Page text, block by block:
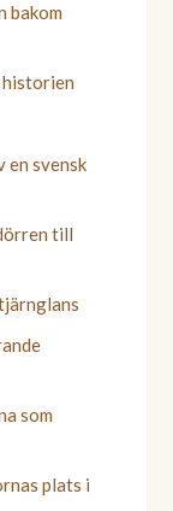
bakom
historien
en svensk
till
som
plats i